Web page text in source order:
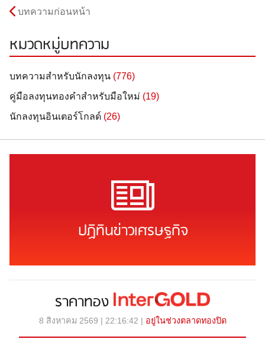
บทความก่อนหน้า
หมวดหมู่บทความ
บทความสำหรับนักลงทุน (776)
คู่มือลงทุนทองคำสำหรับมือใหม่ (19)
นักลงทุนอินเตอร์โกลด์ (26)
ปฏิทินข่าวเศรษฐกิจ
ราคาทอง
8 สิงหาคม 2569 | 22:16:42 | อยู่ในช่วงตลาดทองปิด